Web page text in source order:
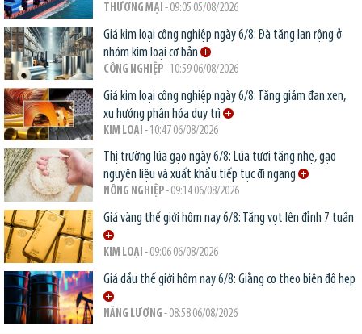
THƯƠNG MẠI - 09:05 05/08/2026
Giá kim loại công nghiệp ngày 6/8: Đà tăng lan rộng ở
nhóm kim loại cơ bản
CÔNG NGHIỆP- 10:59 06/08/2026
Giá kim loại công nghiệp ngày 6/8: Tăng giảm đan xen,
xu hướng phân hóa duy trì
KIM LOẠI - 10:47 06/08/2026
Thị trường lúa gạo ngày 6/8: Lúa tươi tăng nhẹ, gạo
nguyên liệu và xuất khẩu tiếp tục đi ngang
NÔNG NGHIỆP- 09:14 06/08/2026
Giá vàng thế giới hôm nay 6/8: Tăng vọt lên đỉnh 7 tuần
KIM LOẠI - 09:06 06/08/2026
Giá dầu thế giới hôm nay 6/8: Giằng co theo biên độ hẹp
NĂNG LƯỢNG - 08:58 06/08/2026